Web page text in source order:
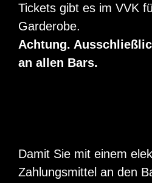
Tickets gibt es im VVK
Garderobe.
Achtung.
an allen Bars.
Damit Sie mit einem
Zahlungsmittel an den